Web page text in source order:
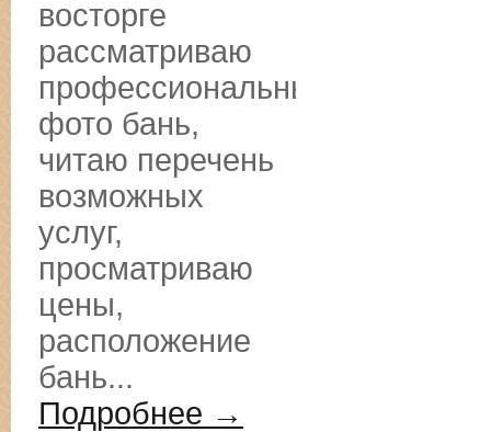
восторге
рассматриваю
профессиональные
фото бань,
читаю перечень
возможных
услуг,
просматриваю
цены,
расположение
бань...
Подробнее →